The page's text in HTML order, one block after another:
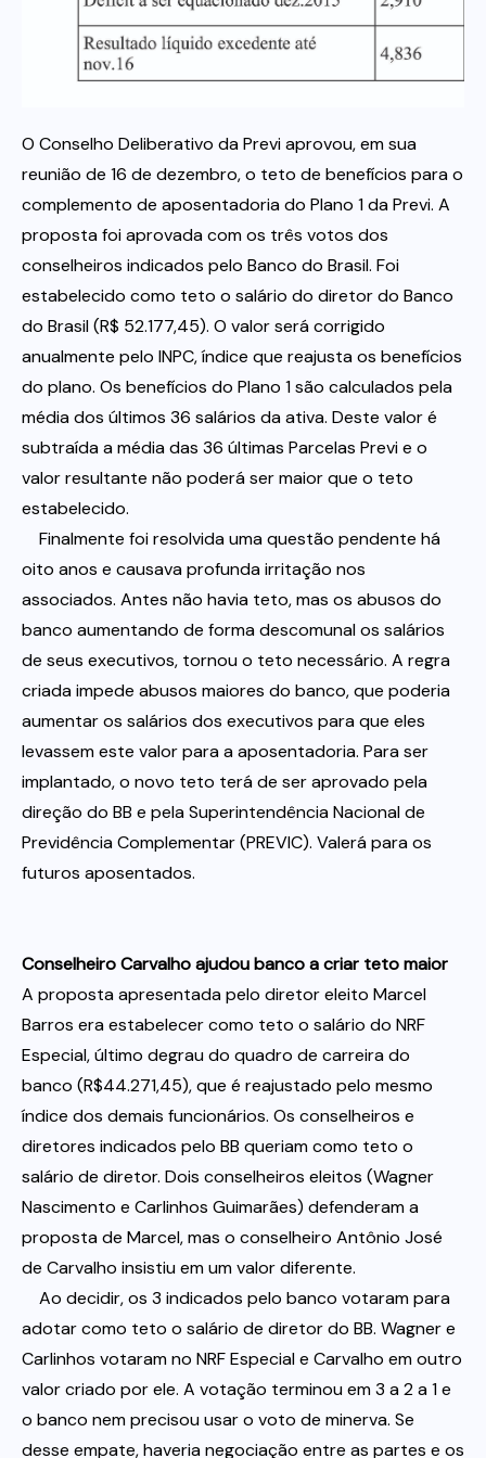
O Conselho Deliberativo da Previ aprovou, em sua
reunião de 16 de dezembro, o teto de benefícios para o
complemento de aposentadoria do Plano 1 da Previ. A
proposta foi aprovada com os três votos dos
conselheiros indicados pelo Banco do Brasil. Foi
estabelecido como teto o salário do diretor do Banco
do Brasil (R$ 52.177,45). O valor será corrigido
anualmente pelo INPC, índice que reajusta os benefícios
do plano. Os benefícios do Plano 1 são calculados pela
média dos últimos 36 salários da ativa. Deste valor é
subtraída a média das 36 últimas Parcelas Previ e o
valor resultante não poderá ser maior que o teto
estabelecido.
Finalmente foi resolvida uma questão pendente há
oito anos e causava profunda irritação nos
associados. Antes não havia teto, mas os abusos do
banco aumentando de forma descomunal os salários
de seus executivos, tornou o teto necessário. A regra
criada impede abusos maiores do banco, que poderia
aumentar os salários dos executivos para que eles
levassem este valor para a aposentadoria. Para ser
implantado, o novo teto terá de ser aprovado pela
direção do BB e pela Superintendência Nacional de
Previdência Complementar (PREVIC). Valerá para os
futuros aposentados.
Conselheiro Carvalho ajudou banco a criar teto maior 
A proposta apresentada pelo diretor eleito Marcel
Barros era estabelecer como teto o salário do NRF
Especial, último degrau do quadro de carreira do
banco (R$44.271,45), que é reajustado pelo mesmo
índice dos demais funcionários. Os conselheiros e
diretores indicados pelo BB queriam como teto o
salário de diretor. Dois conselheiros eleitos (Wagner
Nascimento e Carlinhos Guimarães) defenderam a
proposta de Marcel, mas o conselheiro Antônio José
de Carvalho insistiu em um valor diferente.
Ao decidir, os 3 indicados pelo banco votaram para
adotar como teto o salário de diretor do BB. Wagner e
Carlinhos votaram no NRF Especial e Carvalho em outro
valor criado por ele. A votação terminou em 3 a 2 a 1 e
o banco nem precisou usar o voto de minerva. Se
desse empate, haveria negociação entre as partes e os